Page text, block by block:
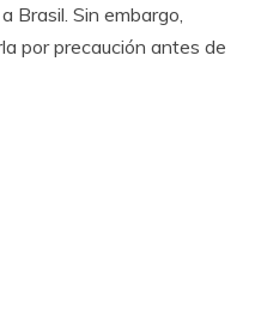
Brasil. Sin embargo,
por precaución antes de